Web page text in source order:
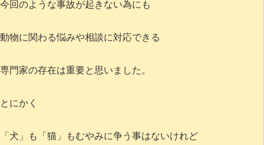
今回のような事故が起きない為にも
動物に関わる悩みや相談に対応できる
専門家の存在は重要と思いました。
とにかく
「犬」も「猫」もむやみに争う事はないけれど